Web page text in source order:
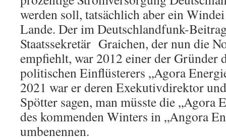
werden soll, tatsächlich aber ein
Lande. Der im Deutschlandfunk-
Staatssekretär Graichen, der nun die
empfiehlt, war 2012 einer der Gründer
politischen Einflüsterers „Agora
2021 war er deren Exekutivdirektor
Spötter sagen, man müsste die „Agora
des kommenden Winters in „Angora
umbenennen.